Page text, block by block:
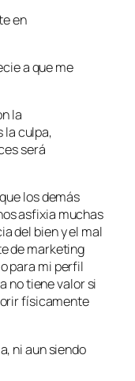
en
a que me
la
la culpa,
será
los demás
asfixia muchas
del bien y el mal
de marketing
para mi perfil
no tiene valor si
físicamente
ni aun siendo